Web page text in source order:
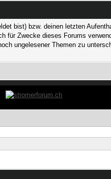
bist) bzw. deinen letzten
für Zwecke dieses Forums
ungelesener Themen zu